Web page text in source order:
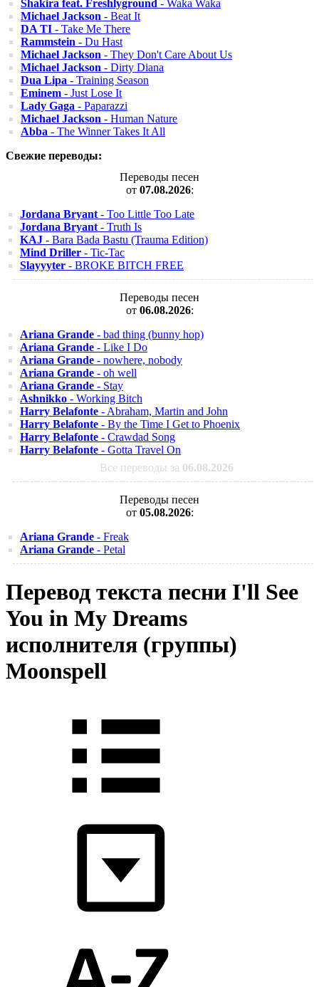
Shakira feat. Freshlyground - Waka Waka
Michael Jackson - Beat It
DA TI - Take Me There
Rammstein - Du Hast
Michael Jackson - They Don't Care About Us
Michael Jackson - Dirty Diana
Dua Lipa - Training Season
Eminem - Just Lose It
Lady Gaga - Paparazzi
Michael Jackson - Human Nature
Abba - The Winner Takes It All
Свежие переводы:
Переводы песен
от 07.08.2026:
Jordana Bryant - Too Little Too Late
Jordana Bryant - Truth Is
KAJ - Bara Bada Bastu (Trauma Edition)
Mind Driller - Tic-Tac
Slayyyter - BROKE BITCH FREE
Переводы песен
от 06.08.2026:
Ariana Grande - bad thing (bunny hop)
Ariana Grande - Like I Do
Ariana Grande - nowhere, nobody
Ariana Grande - oh well
Ariana Grande - Stay
Ashnikko - Working Bitch
Harry Belafonte - Abraham, Martin and John
Harry Belafonte - By the Time I Get to Phoenix
Harry Belafonte - Crawdad Song
Harry Belafonte - Gotta Travel On
Все переводы за 06.08.2026
Переводы песен
от 05.08.2026:
Ariana Grande - Freak
Ariana Grande - Petal
Перевод текста песни I'll See
You in My Dreams
исполнителя (группы)
Moonspell